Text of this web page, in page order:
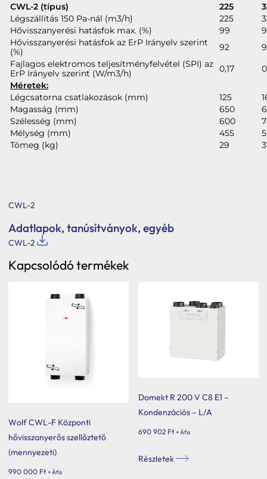
CWL-2 (típus) 225
Légszállítás 150 Pa-nál (m3/h)
225
Hővisszanyerési hatásfok max. (%)
99
Hővisszanyerési hatásfok az ErP Irányelv szerint
(%)
92
Fajlagos elektromos teljesítményfelvétel (SPI) az
ErP Irányelv szerint (W/m3/h)
0,17
Méretek:
Légcsatorna csatlakozások (mm)
125
Magasság (mm)
650
Szélesség (mm)
600
Mélység (mm)
455
Tömeg (kg)
29
CWL-2
Adatlapok, tanúsítványok, egyéb
CWL-2
Kapcsolódó termékek
Wolf CWL-F Központi
hővisszanyerős szellőztető
(mennyezeti)
990 000 Ft + Áfa
Domekt R 200 V C8 E1 –
Kondenzációs – L/A
690 902 Ft + Áfa
Részletek